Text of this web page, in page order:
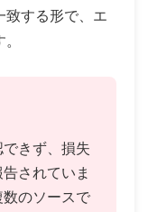
致する形で、エ
きず、損失
されていま
のソースで